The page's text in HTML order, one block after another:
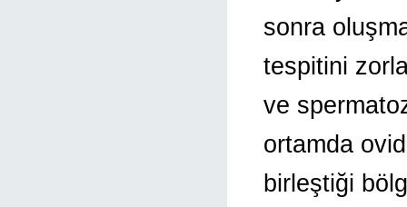
sonra
tespitini
ve
ortamda
birleştiği